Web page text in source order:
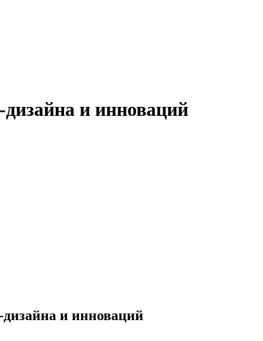
и инноваций
и инноваций